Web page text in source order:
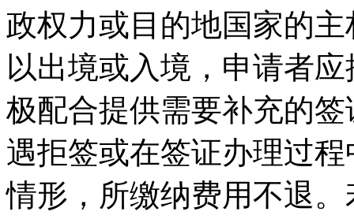
政权力或目的地国家的
以出境或入境，申请者
极配合提供需要补充的
遇拒签或在签证办理过
情形，所缴纳费用不退